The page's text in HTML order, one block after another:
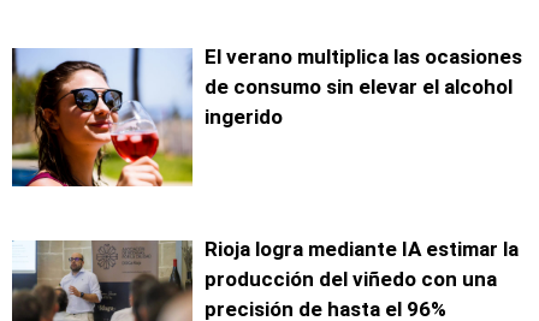
El verano multiplica las ocasiones
de consumo sin elevar el alcohol
ingerido
Rioja logra mediante IA estimar la
producción del viñedo con una
precisión de hasta el 96%